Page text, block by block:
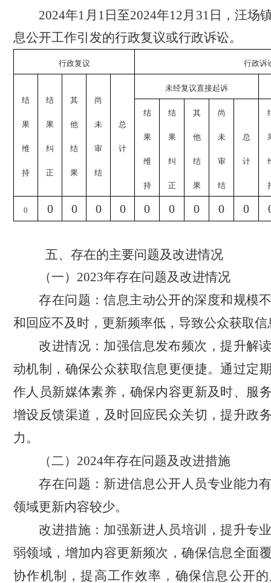
2024年1月1日至2024年12月31日 ，汪场
息公开工作引发的行政复议或行政诉讼。
行政复议 行政诉
结
果
维
持
结
果
纠
正
其
他
结
果
尚
未
审
结
总
计
未经复议直接起诉
结
果
维
持
结
果
纠
正
其
他
结
果
尚
未
审
结
总
计
0 0 0 0 0 0 0 0 0 0
五、存在的主要问题及改进情况
（一） 2023年存在问题及改进情况
存在问题：信息主动公开的深度和规模
和回应不及时，更新频率低，导致公众获取信
改进情况： 加强信息发布频次，提升解
动机制，确保公众获取信息更便捷。通过定
作人员新媒体素养，确保内容更新及时、服
增设反馈渠道，及时回应民众关切，提升政
力。
（二） 2024年存在问题及改进措施
存在问题： 新进信息公开人员专业能力
领域更新内容较少。
改进措施： 加强新进人员培训，提升专
弱领域，增加内容更新频次，确保信息全面
协作机制，提高工作效率，确保信息公开